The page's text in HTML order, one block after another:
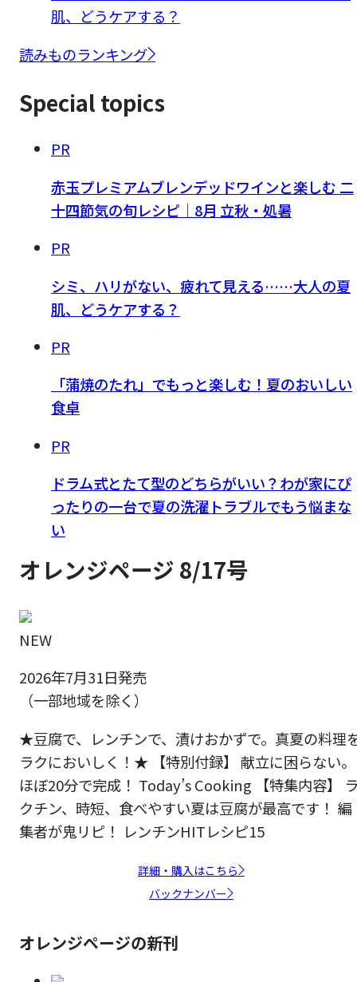
肌、どうケアする？
読みものランキング
Special topics
PR
赤玉プレミアムブレンデッドワインと楽しむ 二
十四節気の旬レシピ｜8月 立秋・処暑
PR
シミ、ハリがない、疲れて見える……大人の夏
肌、どうケアする？
PR
「蒲焼のたれ」でもっと楽しむ！夏のおいしい
食卓
PR
ドラム式とたて型のどちらがいい？わが家にぴ
ったりの一台で夏の洗濯トラブルでもう悩まな
い
オレンジページ 8/17号
NEW
2026年7月31日発売
（一部地域を除く）
★豆腐で、レンチンで、漬けおかずで。真夏の料理
ラクにおいしく！★ 【特別付録】 献立に困らない。
ほぼ20分で完成！ Today’s Cooking 【特集内容】
クチン、時短、食べやすい夏は豆腐が最高です！ 編
集者が鬼リピ！ レンチンHITレシピ15
詳細・購入はこちら
バックナンバー
オレンジページの新刊